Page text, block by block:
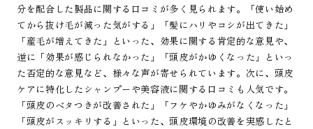
分を配合した製品に関する口コミが多く見られます。「使い始め
てから抜け毛が減った気がする」「髪にハリやコシが出てきた」
「産毛が増えてきた」といった、効果に関する肯定的な意見や、
逆に「効果が感じられなかった」「頭皮がかゆくなった」といっ
た否定的な意見など、様々な声が寄せられています。次に、頭皮
ケアに特化したシャンプーや美容液に関する口コミも人気です。
「頭皮のベタつきが改善された」「フケやかゆみがなくなった」
「頭皮がスッキリする」といった、頭皮環境の改善を実感したと